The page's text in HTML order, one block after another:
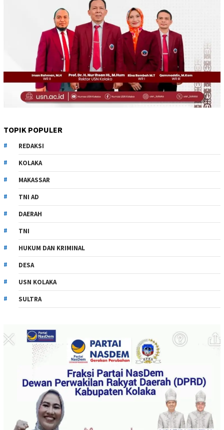
TOPIK POPULER
REDAKSI
KOLAKA
MAKASSAR
TNI AD
DAERAH
TNI
HUKUM DAN KRIMINAL
DESA
USN KOLAKA
SULTRA